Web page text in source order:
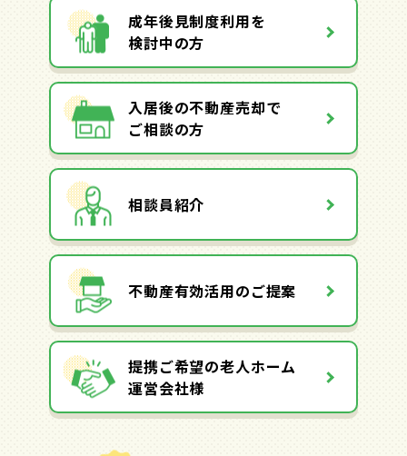
成年後見制度利用を
検討中の方
入居後の不動産売却で
ご相談の方
相談員紹介
不動産有効活用のご提案
提携ご希望の老人ホーム
運営会社様